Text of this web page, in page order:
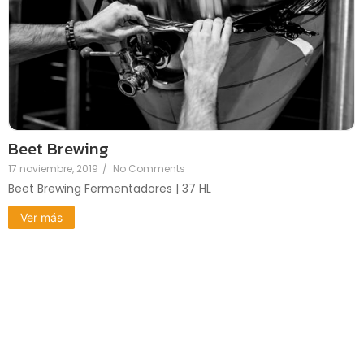
Beet Brewing
17 noviembre, 2019 / No Comments
Beet Brewing Fermentadores | 37 HL
Ver más